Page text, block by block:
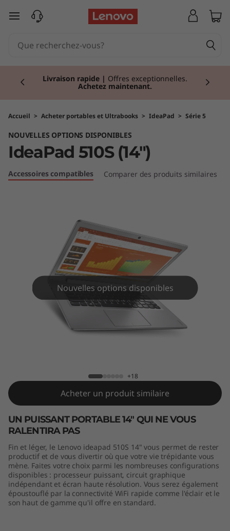
a
d
1
passer au contenu principal
Livraison rapide | Offres exceptionnelles.
Achetez maintenant.
Accueil > Acheter portables et Ultrabooks > IdeaPad > Série 5
NOUVELLES OPTIONS DISPONIBLES
IdeaPad 510S (14")
Accessoires compatibles Comparer des produits similaires
Nouvelles options disponibles
+18
Acheter un produit similaire
UN PUISSANT PORTABLE 14" QUI NE VOUS
RALENTIRA PAS
Fin et léger, le Lenovo ideapad 510S 14" vous permet de rester
productif et de vous divertir où que votre vie trépidante vous
mène. Faites votre choix parmi les nombreuses configurations
disponibles : processeur puissant, circuit graphique
indépendant et écran haute résolution. Vous serez également
époustouflé par la connectivité WiFi rapide comme l'éclair et le
son haut de gamme qu'il offre en standard.